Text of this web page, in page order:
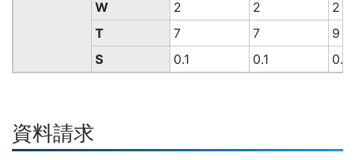
W
2 2
2
T
7 7
9
S
0.1 0.1 0.15
資料請求